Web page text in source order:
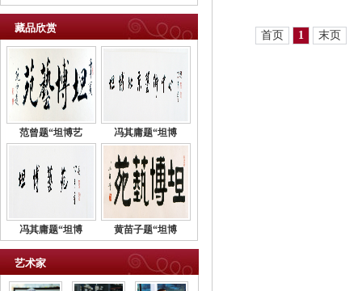
藏品欣赏
范曾题“坦博艺 冯其庸题“坦博
冯其庸题“坦博 黄苗子题“坦博
艺术家
首页 1 末页